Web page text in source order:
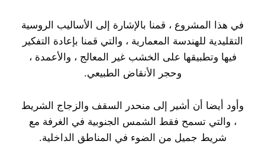
في هذا المشروع ، قمنا بالإشارة إلى الأساليب الروسية
التقليدية للهندسة المعمارية ، والتي قمنا بإعادة التفكير
فيها وتطبيقها على الخشب غير المعالج ، والأعمدة ،
وحجر الأنقاض الطبيعي.
وأود أيضا أن أشير إلى منحدر السقف والزجاج الشريط
، والتي تسمح فقط الشمس الجنوبية في الغرفة مع
شريط جميل من الضوء في المناطق الداخلية.